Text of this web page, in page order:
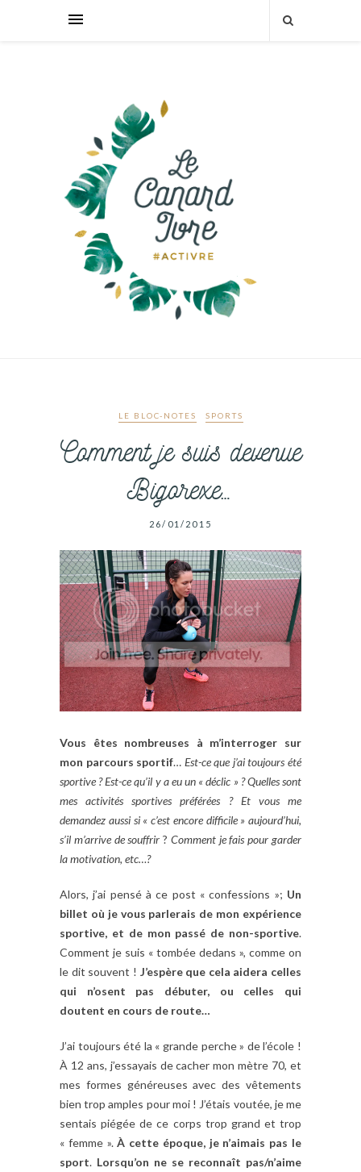
LE BLOC-NOTES SPORTS
Comment je suis devenue
Bigorexe…
26/01/2015
Vous êtes nombreuses à m’interroger sur
mon parcours sportif… Est-ce que j’ai toujours été
sportive ? Est-ce qu’il y a eu un « déclic » ? Quelles sont
mes activités sportives préférées ? Et vous me
demandez aussi si « c’est encore difficile » aujourd’hui,
s’il m’arrive de souffrir ? Comment je fais pour garder
la motivation, etc…?
Alors, j’ai pensé à ce post « confessions »; Un
billet où je vous parlerais de mon expérience
sportive, et de mon passé de non-sportive.
Comment je suis « tombée dedans », comme on
le dit souvent ! J’espère que cela aidera celles
qui n’osent pas débuter, ou celles qui
doutent en cours de route…
J’ai toujours été la « grande perche » de l’école !
À 12 ans, j’essayais de cacher mon mètre 70, et
mes formes généreuses avec des vêtements
bien trop amples pour moi ! J’étais voutée, je me
sentais piégée de ce corps trop grand et trop
« femme ».À cette époque, je n’aimais pas le
sport. Lorsqu’on ne se reconnaît pas/n’aime